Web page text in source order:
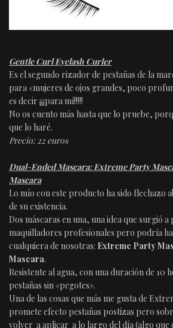
Gentle Curl Eyelash Curler
Es el segundo rizador de pestañas de la
para «mujeres de ojos grandes, poco
es decir ¡¡¡para mí!!!!!
No os cuento más hasta que lo pruebe,
que lo haré.
Precio: 22 euros
Dual-Ended Mascara: Extreme Party
Mascara
Lo mío con este producto ha sido flechazo
de su existencia.
Dos máscaras en una, una idea que surgió a
maquilladores profesionales pero podría
cualquiera de nosotras: Extreme Party
Mascara.
Resistente al agua, con una duración de 10
pestañas sin «pegotes».
Una de las cosas que más me gusta de
promete efecto pestañas postizas pero
volver a aplicar a lo largo del día (algo que